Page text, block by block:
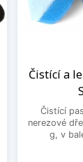
Čistící a
Čistící
nerezové
g, v